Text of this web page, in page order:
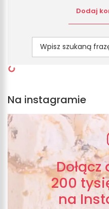
Dodaj
Na instagramie
200
na